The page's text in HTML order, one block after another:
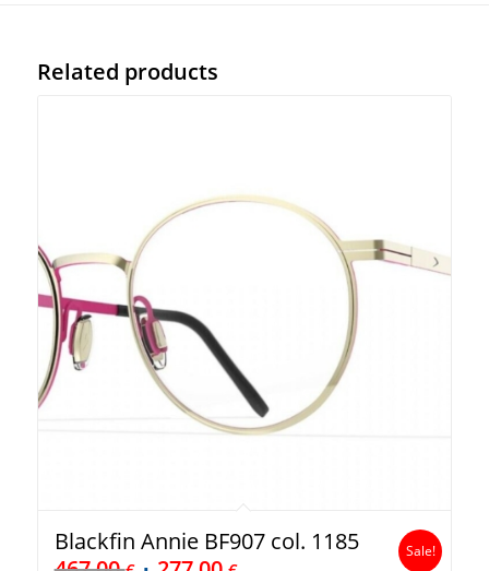
Related products
Blackfin Annie BF907 col. 1185
Sale!